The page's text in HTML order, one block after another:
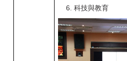
6. 科技與教育